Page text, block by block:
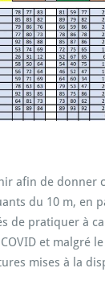
afin de donner
du 10 m, en
de pratiquer à
et malgré
mises à la